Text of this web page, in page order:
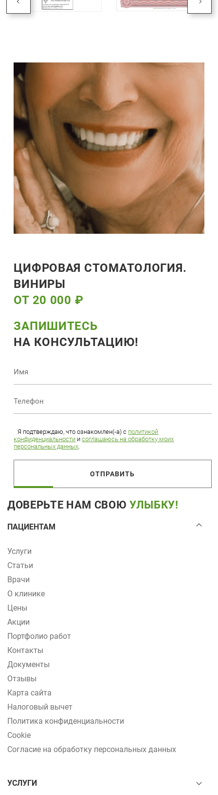
ЦИФРОВАЯ СТОМАТОЛОГИЯ.
ВИНИРЫ
ОТ 20 000 ₽
ЗАПИШИТЕСЬ
НА КОНСУЛЬТАЦИЮ!
Я подтверждаю, что ознакомлен(-а) с политикой
конфиденциальности исоглашаюсь на обработку моих
персональных данных
ОТПРАВИТЬ
ДОВЕРЬТЕ НАМ СВОЮ УЛЫБКУ!
ПАЦИЕНТАМ
Услуги
Статьи
Врачи
О клинике
Цены
Акции
Портфолио работ
Контакты
Документы
Отзывы
Карта сайта
Налоговый вычет
Политика конфиденциальности
Cookie
Согласие на обработку персональных данных
УСЛУГИ